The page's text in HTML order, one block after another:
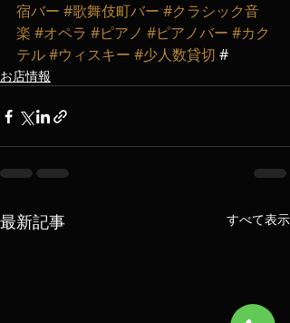
宿バー #歌舞伎町バー #クラシック音
楽 #オペラ #ピアノ #ピアノバー #カク
テル#ウィスキー #少人数貸切 #
お店情報
最新記事 すべて表示